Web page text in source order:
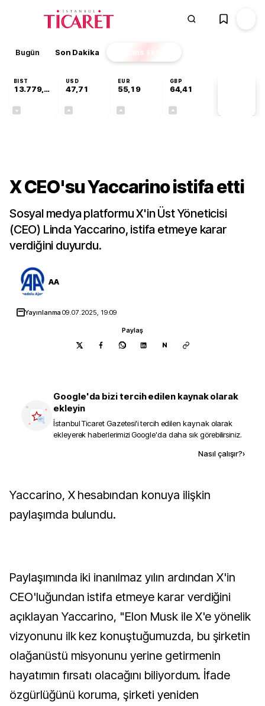
Bugün Son Dakika Finans EKSTRA
BIST
13.779,39
USD
47,71
EUR
55,19
GBP
64,41
X CEO'su Yaccarino istifa etti
Sosyal medya platformu X'in Üst Yöneticisi
(CEO) Linda Yaccarino, istifa etmeye karar
verdiğini duyurdu.
AA
Yayınlanma09.07.2025, 19:09
Paylaş
N
Google'da bizi tercih edilen kaynak olarak
ekleyin
İstanbul Ticaret Gazetesi'i tercih edilen kaynak olarak
ekleyerek haberlerimizi Google'da daha sık görebilirsiniz.
Nasıl çalışır?›
Yaccarino, X hesabından konuya ilişkin
paylaşımda bulundu.
Paylaşımında iki inanılmaz yılın ardından X'in
CEO'luğundan istifa etmeye karar verdiğini
açıklayan Yaccarino, "Elon Musk ile X'e yönelik
vizyonunu ilk kez konuştuğumuzda, bu şirketin
olağanüstü misyonunu yerine getirmenin
hayatımın fırsatı olacağını biliyordum. İfade
özgürlüğünü koruma, şirketi yeniden